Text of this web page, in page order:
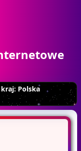
kraj: Polska